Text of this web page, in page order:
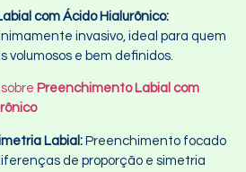
com Ácido Hialurônico:
invasivo, ideal para quem
volumosos e bem definidos.
Preenchimento Labial com
Labial: Preenchimento focado
de proporção e simetria